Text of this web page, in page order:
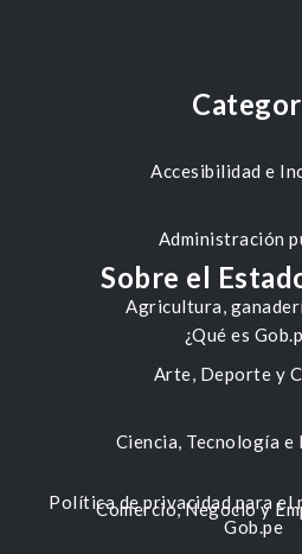
Accesibilidad e
Administración
Agricultura,
Arte, Deporte y
Ciencia, Tecnología e
Comercio, Negocio y
Sobre el
¿Qué es
Política de privacidad para el
Gob.pe